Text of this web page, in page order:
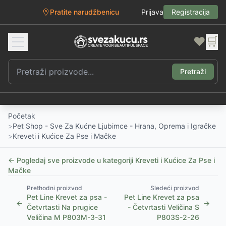
Pratite narudžbenicu Prijava Registracija
❤️ 🛒
Pretraži
Početak
>Pet Shop - Sve Za Kućne Ljubimce - Hrana, Oprema i Igračke
>Kreveti i Kućice Za Pse i Mačke
← Pogledaj sve proizvode u kategoriji Kreveti i Kućice Za Pse i
Mačke
←
Prethodni proizvod
Pet Line Krevet za psa -
Četvrtasti Na prugice
Veličina M P803M-3-31
Sledeći proizvod
Pet Line Krevet za psa
- Četvrtasti Veličina S
P803S-2-26
→